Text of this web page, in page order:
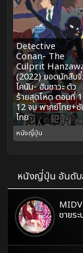
Detective
Conan- The
Culprit
(2022) ยอดนักสืบจิ๋
โคนัน- ฮันซาวะ ตัว
ร้ายสุดโหด ตอนที่
12 จบ พากย์ไทย+
ไทย
หนังญี่ปุ่น
หนังญี่ปุ่น อันดับ
ชายร